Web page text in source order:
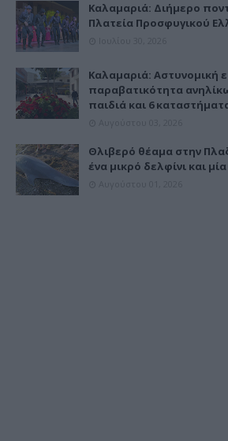
Καλαμαριά: Διήμερο
Πλατεία Προσφυγικού
Καλαμαριά: Αστυνομική
παραβατικότητα
παιδιά και 6
Θλιβερό θέαμα στην
ένα μικρό δελφίνι και